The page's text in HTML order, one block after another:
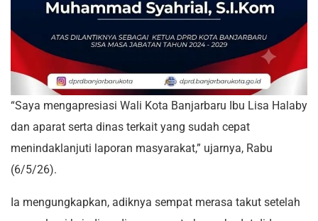
“Saya mengapresiasi Wali Kota Banjarbaru Ibu Lisa Halaby
dan aparat serta dinas terkait yang sudah cepat
menindaklanjuti laporan masyarakat,” ujarnya, Rabu
(6/5/26).
Ia mengungkapkan, adiknya sempat merasa takut setelah